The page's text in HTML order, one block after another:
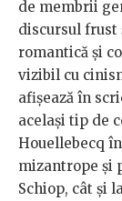
de membrii
discursul
romantică și
vizibil cu
afișează în
același tip de
Houellebecq
mizantrope și
Schiop, cât și